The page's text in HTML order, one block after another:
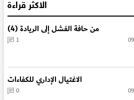
الاكثر قراءة
من حافة الفشل إلى الريادة (4)
1
الاغتيال الإداري للكفاءات
0